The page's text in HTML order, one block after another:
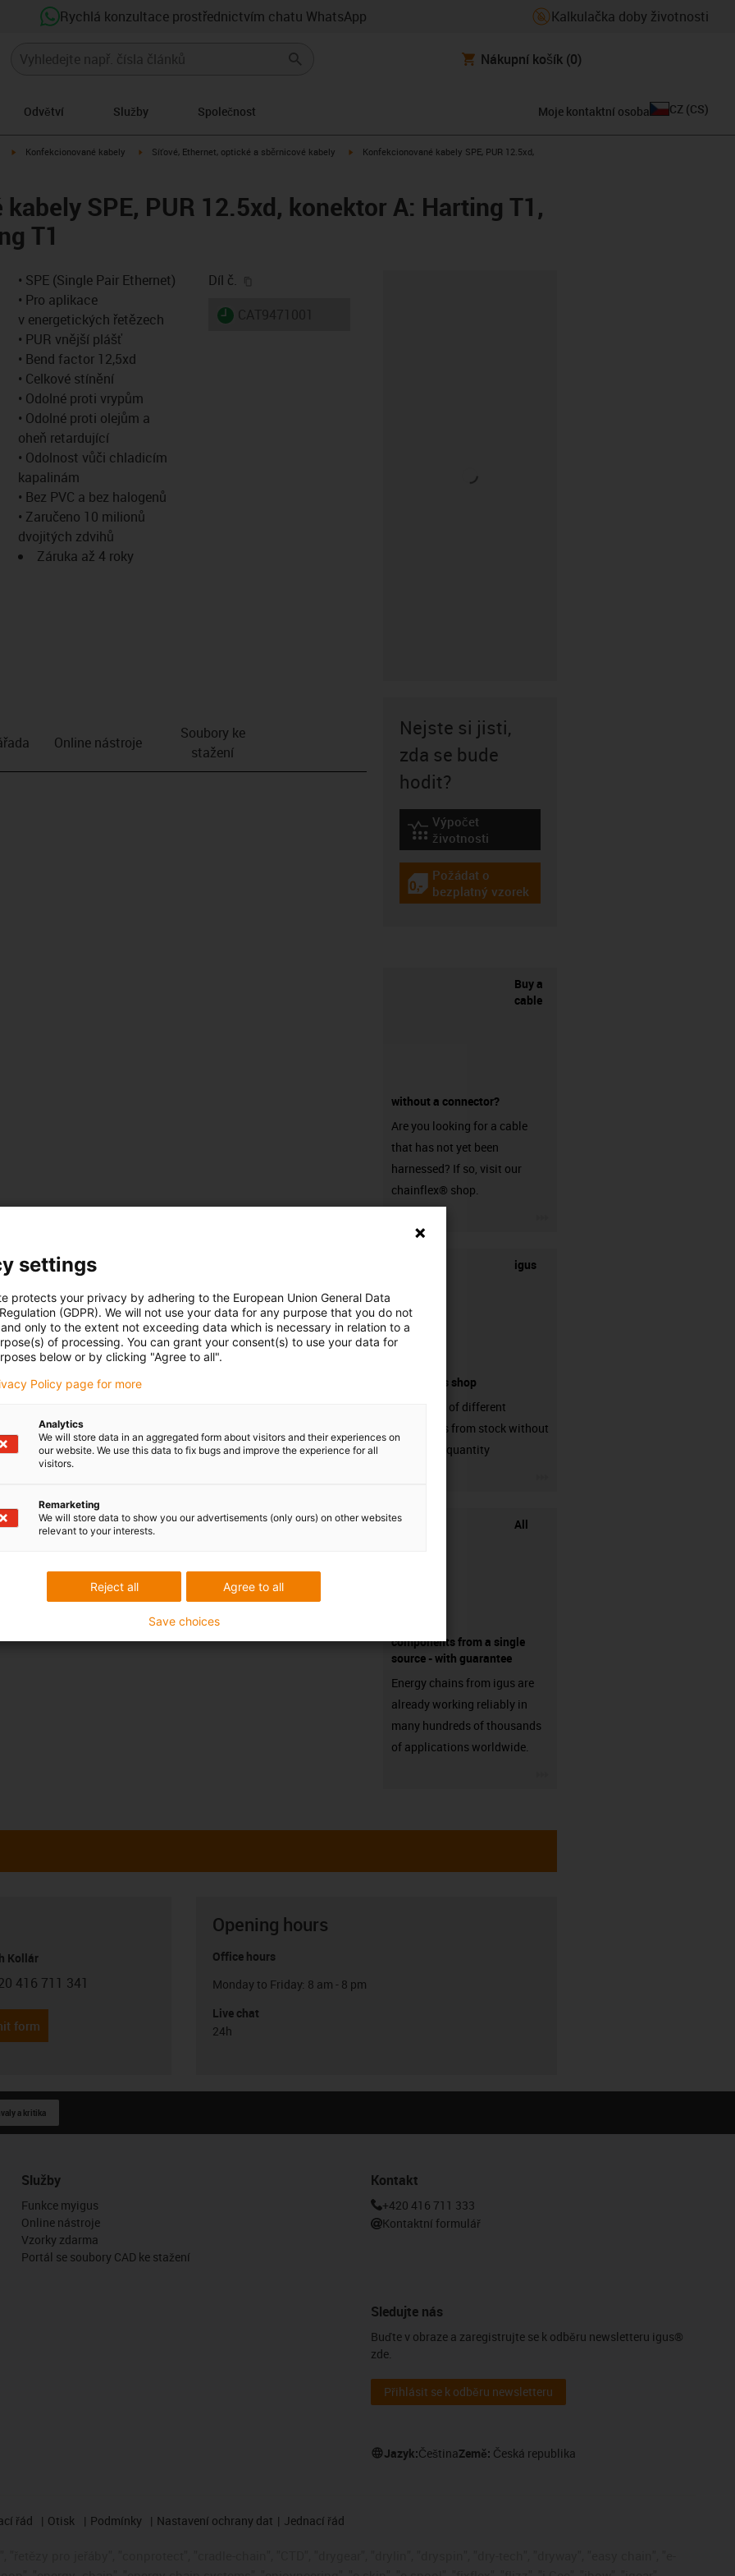
Rychlá konzultace prostřednictvím chatu WhatsApp Kalkulačka doby životnosti
Nákupní košík (0)
Odvětví Služby Společnost Moje kontaktní osoba CZ (CS)
igus-icon-arrow-right
Konfekcionované kabely igus-icon-arrow-right
Síťové, Ethernet, optické a sběrnicové kabely igus-icon-arrow-right
Konfekcionované kabely SPE, PUR 12.5xd,
SPE, PUR 12.5xd, konektor A: Harting T1,
T1
icon-lupe
icon-lupe
• SPE (Single Pair Ethernet)
• Pro aplikace
v energetických řetězech
• PUR vnější plášť
• Bend factor 12,5xd
• Celkové stínění
• Odolné proti vrypům
• Odolné proti olejům a
oheň retardující
• Odolnost vůči chladicím
kapalinám
• Bez PVC a bez halogenů
• Zaručeno 10 milionů
dvojitých zdvihů
Záruka až 4 roky
Díl č.
igus-icon-lieferzeit
Online nástroje
Soubory ke
stažení
Nejste si jisti,
zda se bude
hodit?
igus-icon-lebensdauerrechner
Výpočet
životnosti
igus-icon-gratismuster
Požádat o
bezplatný vzorek
Buy a
cable
without a connector?
Are you looking for a cable
that has not yet been
harnessed? If so, visit our
chainflex® shop.
igus
connectors shop
big variaty of different
connectors from stock without
min. order quantity
All
components from a single
source - with guarantee
Energy chains from igus are
already working reliably in
many hundreds of thousands
of applications worldwide.
Kollár
phone
416 711 341
form
Opening hours
Office hours
Monday to Friday: 8 am - 8 pm
Live chat
24h
a kritika
Služby
Funkce myigus
Online nástroje
Vzorky zdarma
Portál se soubory CAD ke stažení
Kontakt
+420 416 711 333
Kontaktní formulář
Sledujte nás
Buďte v obraze a zaregistrujte se k odběru newsletteru igus®
zde.
Přihlásit se k odběru newsletteru
Jazyk:ČeštinaZemě: Česká republika
řád Otisk Podmínky Nastavení ochrany dat Jednací řád
settings
protects your privacy by adhering to the European Union General Data
(GDPR). We will not use your data for any purpose that you do not
only to the extent not exceeding data which is necessary in relation to a
of processing. You can grant your consent(s) to use your data for
below or by clicking "Agree to all".
Policy page for more
Analytics
We will store data in an aggregated form about visitors and their experiences on
our website. We use this data to fix bugs and improve the experience for all
visitors.
Remarketing
We will store data to show you our advertisements (only ours) on other websites
relevant to your interests.
Agree to all
Reject all
Save choices